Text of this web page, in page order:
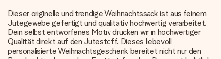
Dieser originelle und trendige Weihnachtssack ist aus feinem
Jutegewebe gefertigt und qualitativ hochwertig verarbeitet.
Dein selbst entworfenes Motiv drucken wir in hochwertiger
Qualität direkt auf den Jutestoff. Dieses liebevoll
personalisierte Weihnachtsgeschenk bereitet nicht nur den